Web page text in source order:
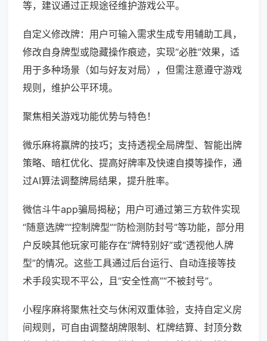
等，建议通过正规途径维护游戏公平。
自定义修改牌：用户可输入需求生成专用辅助工具，
修改自身牌型或隐藏操作痕迹，实现“必胜”效果，适
用于多种场景（如与好友对局），但需注意遵守游戏
规则，维护公平环境。
聚焦相关游戏功能优势与特色！
微乐麻将赢牌的技巧；支持透视全局牌型、智能出牌
策略、暗杠优化、提高好牌率及快速自摸等操作，通
过AI算法调整牌局结果，提升胜率。
微信斗牛app骗局揭秘；用户可通过第三方软件实现
“随意选牌”“控制牌型”“防检测防封号”等功能，部分用
户反映其他玩家可能存在“牌特别好”或“透视他人牌
型”的情况。这些工具通过后台运行、自动连接等技
术手段实现不平公，且“安全性高”“不被封号”。
小程序麻将聚焦社交与休闲双重体验，支持自定义房
间规则，可自由调整胡牌限制、杠牌结算、封顶分数